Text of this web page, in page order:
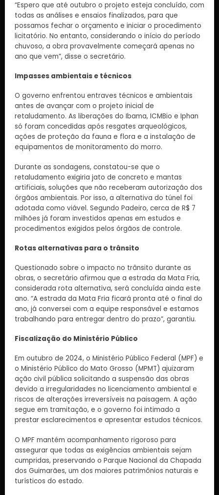
“Espero que até outubro o projeto esteja concluído, com
todas as análises e ensaios finalizados, para que
possamos fechar o orçamento e iniciar o procedimento
licitatório. No entanto, considerando o início do período
chuvoso, a obra provavelmente começará apenas no
ano que vem”, disse o secretário.
Impasses ambientais e técnicos
O governo enfrentou entraves técnicos e ambientais
antes de avançar com o projeto inicial de
retaludamento. As liberações do Ibama, ICMBio e Iphan
só foram concedidas após resgates arqueológicos,
ações de proteção da fauna e flora e a instalação de
equipamentos de monitoramento do morro.
Durante as sondagens, constatou-se que o
retaludamento exigiria jato de concreto e mantas
artificiais, soluções que não receberam autorização dos
órgãos ambientais. Por isso, a alternativa do túnel foi
adotada como viável. Segundo Padeiro, cerca de R$ 7
milhões já foram investidos apenas em estudos e
procedimentos exigidos pelos órgãos de controle.
Rotas alternativas para o trânsito
Questionado sobre o impacto no trânsito durante as
obras, o secretário afirmou que a estrada da Mata Fria,
considerada rota alternativa, será concluída ainda este
ano. “A estrada da Mata Fria ficará pronta até o final do
ano, já conversei com a equipe responsável e estamos
trabalhando para entregar dentro do prazo”, garantiu.
Fiscalização do Ministério Público
Em outubro de 2024, o Ministério Público Federal (MPF) e
o Ministério Público do Mato Grosso (MPMT) ajuizaram
ação civil pública solicitando a suspensão das obras
devido a irregularidades no licenciamento ambiental e
riscos de alterações irreversíveis na paisagem. A ação
segue em tramitação, e o governo foi intimado a
prestar esclarecimentos e apresentar estudos técnicos.
O MPF mantém acompanhamento rigoroso para
assegurar que todas as exigências ambientais sejam
cumpridas, preservando o Parque Nacional da Chapada
dos Guimarães, um dos maiores patrimônios naturais e
turísticos do estado.